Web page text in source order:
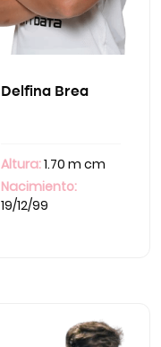
Delfina Brea
Altura:1.70 m cm
Nacimiento:
19/12/99